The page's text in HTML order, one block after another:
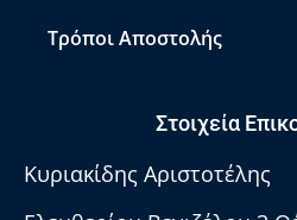
Τρόποι Αποστολής
Στοιχεία
Κυριακίδης Αριστοτέλης